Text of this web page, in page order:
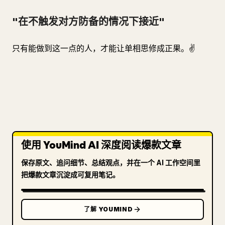
"在不触发对方防备的情况下接近"
只有能做到这一点的人，才能让单相思修成正果。✌️
使用 YouMind AI 深度阅读爆款文章
保存原文、追问细节、总结观点，并在一个 AI 工作空间里
把爆款文章沉淀成可复用笔记。
了解 YOUMIND